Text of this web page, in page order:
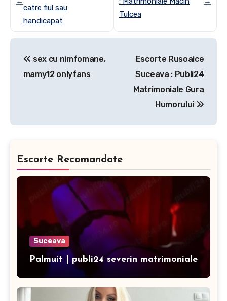
catre fiul sau
handicapat
Tulcea
navigation
sex cu nimfomane,
mamy12 onlyfans
Escorte Rusoaice
Suceava : Publi24
Matrimoniale Gura
Humorului
Escorte Recomandate
Suceava
Palmuit | publi24 severin matrimoniale